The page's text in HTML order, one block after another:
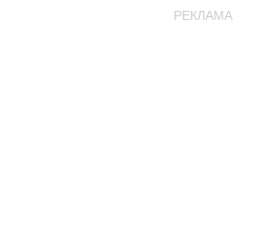
РЕКЛАМА